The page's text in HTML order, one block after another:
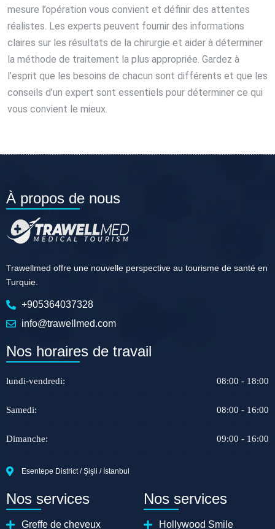
mesure l’opération vous convient et définir des attentes
réalistes. Les experts peuvent fournir des informations
claires sur les résultats de la chirurgie et aider à déterminer
la méthode de traitement la plus appropriée. Gardez à
l’esprit que les besoins de chacun sont différents et que les
conseils d’un expert sont essentiels pour déterminer ce qui
vous convient le mieux.
À propos de nous
Trawellmed offre une nouvelle perspective au tourisme de santé en
Turquie.
+905364037328
info@trawellmed.com
Nos horaires de travail
lundi-vendredi: 08:00 - 18:00
Samedi: 08:00 - 16:00
Dimanche: 09:00 - 16:00
Esentepe District / Şişli / İstanbul
Nos services
Greffe de cheveux
Nos services
Hollywood Smile